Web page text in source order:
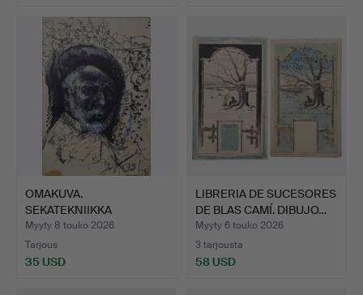
OMAKUVA.
SEKATEKNIIKKA
PAPERILLA.
Myyty 8 touko 2026
Tarjous
35 USD
LIBRERIA DE SUCESORES
DE BLAS CAMÍ. DIBUJO…
Myyty 6 touko 2026
3 tarjousta
58 USD